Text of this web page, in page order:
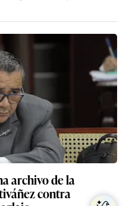
archivo de la
contra